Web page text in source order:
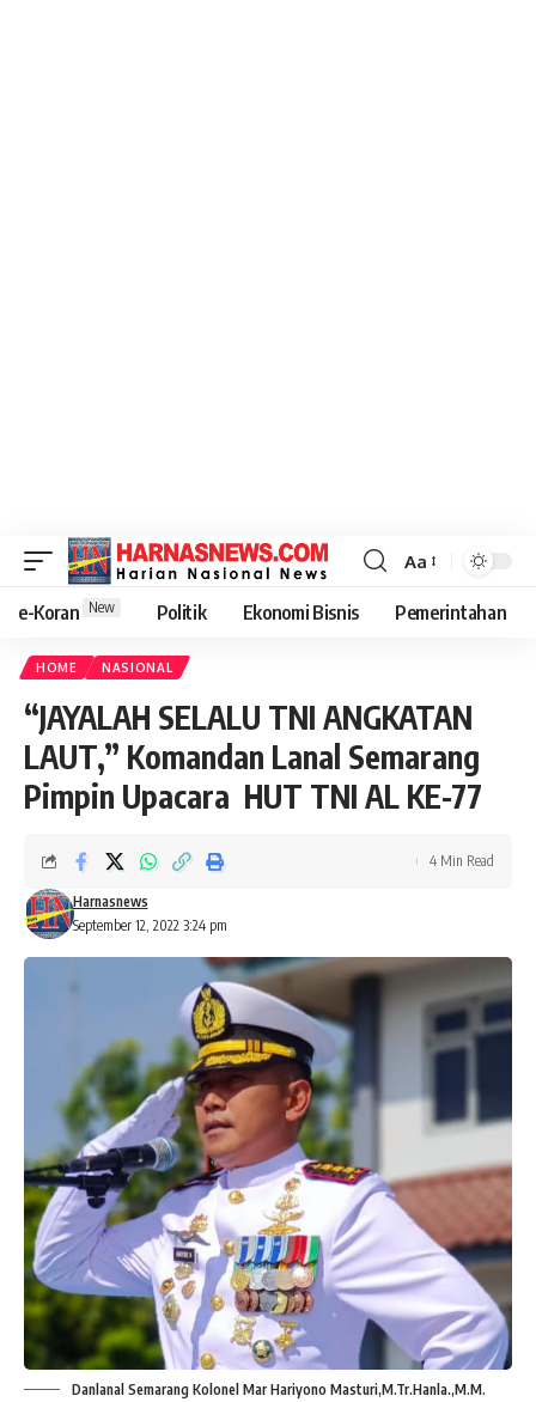
Aa
e-Koran New Politik Ekonomi Bisnis Pemerintahan
HOME NASIONAL
“JAYALAH SELALU TNI ANGKATAN
LAUT,” Komandan Lanal Semarang
Pimpin Upacara HUT TNI AL KE-77
September 12, 2022 3:24 pm
Harnasnews
4 Min Read
Danlanal Semarang Kolonel Mar Hariyono Masturi,M.Tr.Hanla.,M.M.